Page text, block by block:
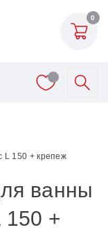
0
L 150 + крепеж
ванны
150 +